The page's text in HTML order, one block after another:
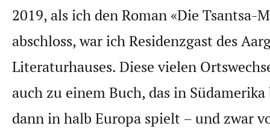
2019, als ich den Roman «Die Tsantsa-
abschloss, war ich Residenzgast des
Literaturhauses. Diese vielen
auch zu einem Buch, das in
dann in halb Europa spielt – und zwar